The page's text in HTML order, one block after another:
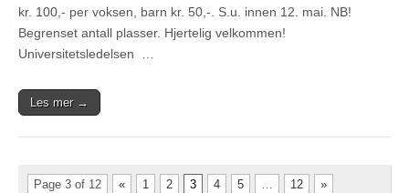
kr. 100,- per voksen, barn kr. 50,-. S.u. innen 12. mai. NB!
Begrenset antall plasser. Hjertelig velkommen!
Universitetsledelsen …
Les mer →
Page 3 of 12 « 1 2 3 4 5 … 12 »